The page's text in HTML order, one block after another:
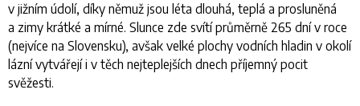
v jižním údolí, díky němuž jsou léta dlouhá, teplá a prosluněná
a zimy krátké a mírné. Slunce zde svítí průměrně 265 dní v roce
(nejvíce na Slovensku), avšak velké plochy vodních hladin v okolí
lázní vytvářejí i v těch nejteplejších dnech příjemný pocit
svěžesti.